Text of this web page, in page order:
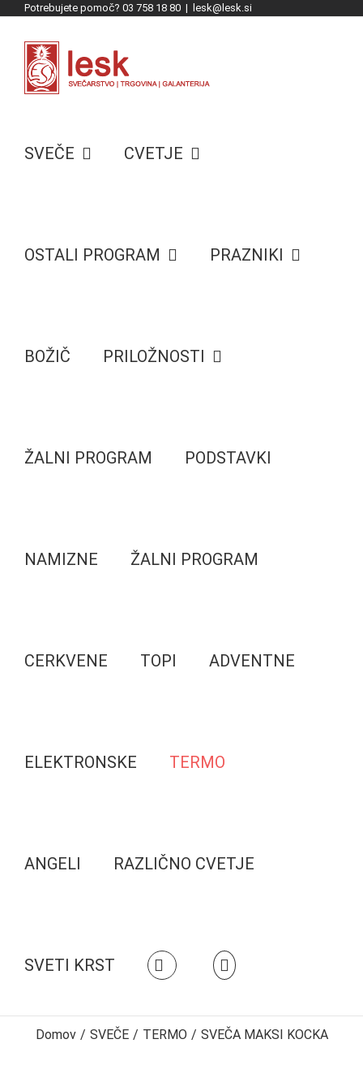
content
Potrebujete pomoč? 03 758 18 80 | lesk@lesk.si
SVEČE CVETJE
OSTALI PROGRAM PRAZNIKI
BOŽIČ PRILOŽNOSTI
ŽALNI PROGRAM PODSTAVKI
NAMIZNE ŽALNI PROGRAM
CERKVENE TOPI ADVENTNE
ELEKTRONSKE TERMO
ANGELI RAZLIČNO CVETJE
SVETI KRST
Domov / SVEČE / TERMO / SVEČA MAKSI KOCKA